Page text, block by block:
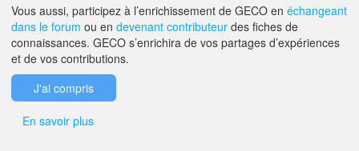
la technique
Charançon MOYENNE
ravageur,
prédateur
ou
adventices
Vous aussi, participez à l’enrichissement de GECO en échangeant
dans le forum ou en devenant contributeur des fiches de
connaissances. GECO s’enrichira de vos partages d’expériences
et de vos contributions.
J'ai compris
En savoir plus